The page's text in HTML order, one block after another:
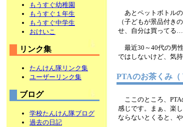
もうすぐ幼稚園
もうすぐ１年生
もうすぐ中学生
おけいこ
リンク集
たんけん隊リンク集
ユーザーリンク集
ブログ
学校たんけん隊ブログ
過去の日記
あとペットボトルの
（子どもが景品付き
せ、自分は買ってる…
最近30～40代の男
ではしないけど、気
PTAのお茶くみ（
ここのところ、PTA
感じです。まぁ、楽
ならないとくると、